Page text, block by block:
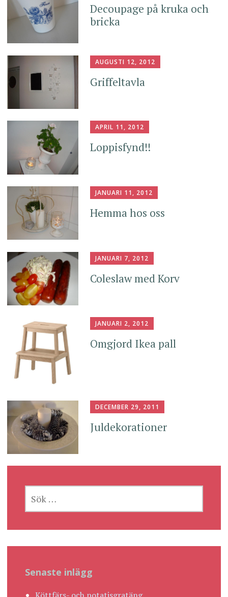
Decoupage på kruka och
bricka
AUGUSTI 12, 2012
Griffeltavla
APRIL 11, 2012
Loppisfynd!!
JANUARI 11, 2012
Hemma hos oss
JANUARI 7, 2012
Coleslaw med Korv
JANUARI 2, 2012
Omgjord Ikea pall
DECEMBER 29, 2011
Juldekorationer
EFTER:
Senaste inlägg